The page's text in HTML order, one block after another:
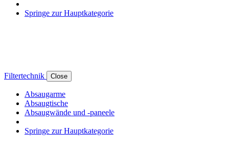
Springe zur Hauptkategorie
Filtertechnik Close
Absaugarme
Absaugtische
Absaugwände und -paneele
Springe zur Hauptkategorie